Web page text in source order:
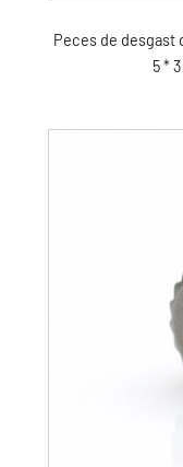
Peces de desgast
5 *